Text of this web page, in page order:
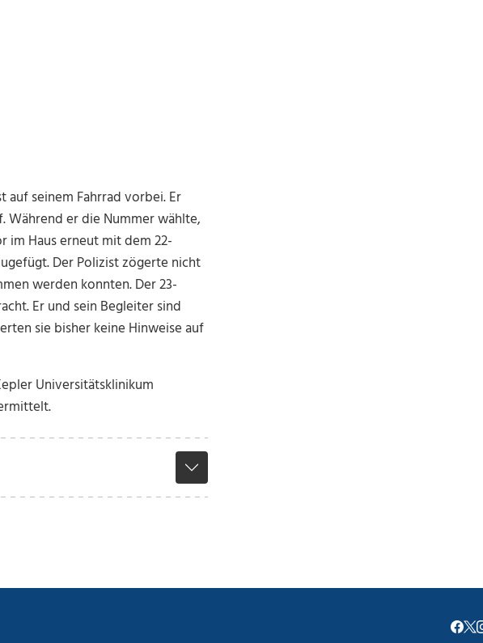
auf seinem Fahrrad vorbei. Er
Während er die Nummer wählte,
im Haus erneut mit dem 22-
Der Polizist zögerte nicht
werden konnten. Der 23-
Er und sein Begleiter sind
sie bisher keine Hinweise auf
Universitätsklinikum